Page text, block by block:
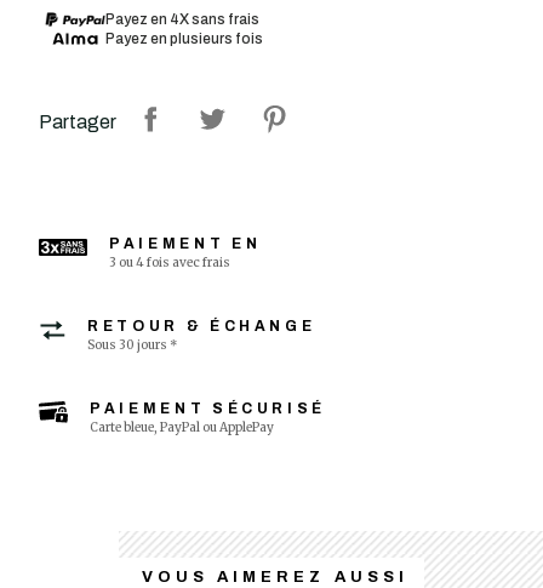
Payez en 4X sans frais
Payez en plusieurs fois
Partager
PAIEMENT EN
3 ou 4 fois avec frais
RETOUR & ÉCHANGE
Sous 30 jours *
PAIEMENT SÉCURISÉ
Carte bleue, PayPal ou ApplePay
VOUS AIMEREZ AUSSI